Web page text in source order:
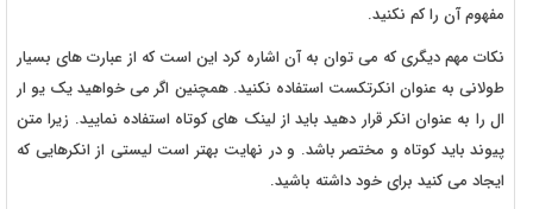
مفهوم آن را کم نکنید.
نکات مهم دیگری که می توان به آن اشاره کرد این است که از عبارت های بسیار
طولانی به عنوان انکرتکست استفاده نکنید. همچنین اگر می خواهید یک یو ار
ال را به عنوان انکر قرار دهید باید از لینک های کوتاه استفاده نمایید. زیرا متن
پیوند باید کوتاه و مختصر باشد. و در نهایت بهتر است لیستی از انکرهایی که
ایجاد می کنید برای خود داشته باشید.